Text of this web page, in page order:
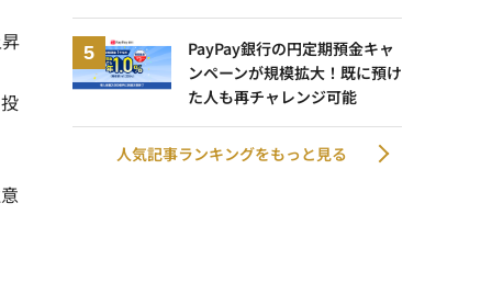
PayPay銀行の円定期預金キャ
ンペーンが規模拡大！既に預け
た人も再チャレンジ可能
人気記事ランキングをもっと見る